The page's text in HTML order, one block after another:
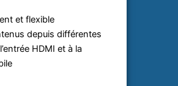
et flexible
depuis différentes
HDMI et à la